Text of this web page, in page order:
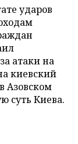
ударов
атаки на
киевский
Азовском
суть Киева.